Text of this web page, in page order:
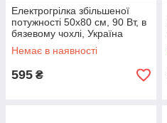
Електрогрілка збільшеної
потужності 50х80 см, 90 Вт, в
бязевому чохлі, Україна
Немає в наявності
595 ₴